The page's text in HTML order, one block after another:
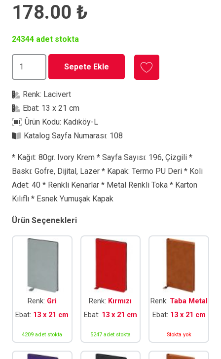
178.00 ₺
24344 adet stokta
Defter
adet
Sepete Ekle
Renk: Lacivert
Ebat: 13 x 21 cm
Ürün Kodu: Kadıköy-L
Katalog Sayfa Numarası: 108
* Kağıt: 80gr. Ivory Krem * Sayfa Sayısı: 196, Çizgili *
Baskı: Gofre, Dijital, Lazer * Kapak: Termo PU Deri * Koli
Adet: 40 * Renkli Kenarlar * Metal Renkli Toka * Karton
Kılıflı * Esnek Yumuşak Kapak
Ürün Seçenekleri
Renk: Gri
Ebat: 13 x 21 cm
4209 adet stokta
Renk: Kırmızı
Ebat: 13 x 21 cm
5247 adet stokta
Renk: Taba Metal
Ebat: 13 x 21 cm
Stokta yok